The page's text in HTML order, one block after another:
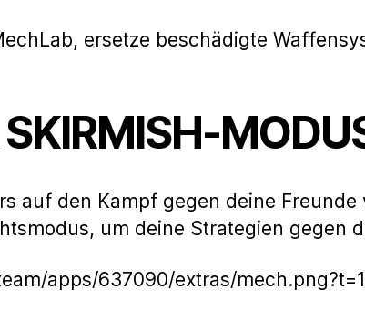
ersetze beschädigte
auf den Kampf gegen deine
um deine Strategien gegen
apps/637090/extras/